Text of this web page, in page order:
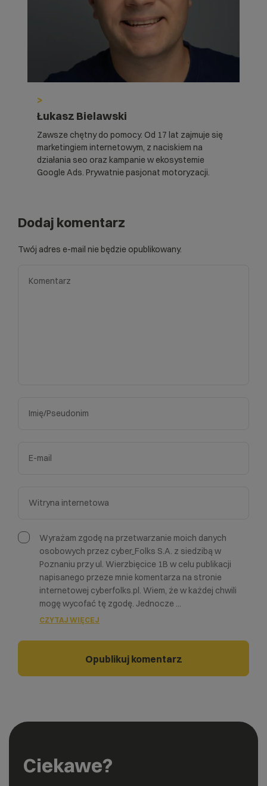
>
Łukasz Bielawski
Zawsze chętny do pomocy. Od 17 lat zajmuje się
marketingiem internetowym, z naciskiem na
działania seo oraz kampanie w ekosystemie
Google Ads. Prywatnie pasjonat motoryzacji.
Dodaj komentarz
Twój adres e-mail nie będzie opublikowany.
Wyrażam zgodę na przetwarzanie moich danych
osobowych przez cyber_Folks S.A. z siedzibą w
Poznaniu przy ul. Wierzbięcice 1B w celu publikacji
napisanego przeze mnie komentarza na stronie
internetowej cyberfolks.pl. Wiem, że w każdej chwili
mogę wycofać tę zgodę. Jednocze ...
CZYTAJ WIĘCEJ
Ciekawe?